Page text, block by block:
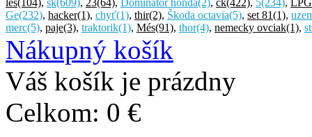
Ge(232), hacker(1), chyť(1), thir(2), Škoda octavia(5), set 81(1),
merc(5), paje(3), traktorik(1), Més(91), thor(4), nemecky ovciak(1),
Nákupný košík
Váš košík je prázdny
Celkom: 0 €